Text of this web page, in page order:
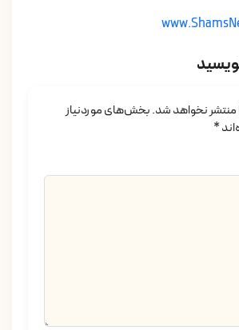
منتشر نخواهد شد.بخش‌های موردنیاز
*